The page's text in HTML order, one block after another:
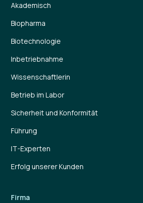
Akademisch
Biopharma
Biotechnologie
Inbetriebnahme
Wissenschaftlerin
Betrieb im Labor
Sicherheit und Konformität
Führung
IT-Experten
Erfolg unserer Kunden
Firma